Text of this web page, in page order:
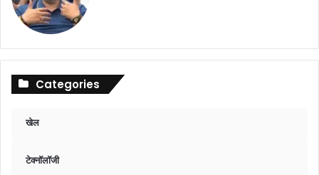
Categories
खेल
टेक्नॉलॉजी